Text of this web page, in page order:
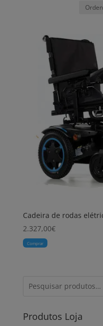
Cadeira de rodas
2.327,00€
Comprar
Produtos Loja